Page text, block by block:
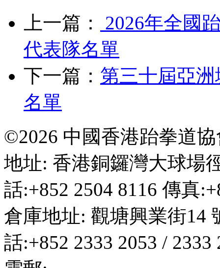
上一篇：
2026年全國
代表隊名單
下一篇： 第三十屆亞
名單
©2026 中國香港跆拳道
地址: 香港銅鑼灣大球場
話:+852 2504 8116 傳真
倉庫地址: 觀塘興業街14
話:+852 2333 2053 /